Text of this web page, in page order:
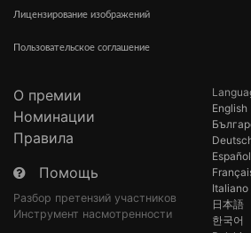
Лицензирование изображений
Пользовательское соглашение
О премии
Номинации
Правила
Помощь
Разбор претензий участников
Инструмент насмотренности
English
Español
Italiano
日本語
한국어